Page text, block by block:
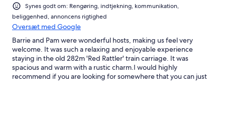
Synes godt om: Rengøring, indtjekning, kommunikation,
beliggenhed, annoncens rigtighed
Oversæt med Google
Barrie and Pam were wonderful hosts, making us feel very
welcome. It was such a relaxing and enjoyable experience
staying in the old 282m 'Red Rattler' train carriage. It was
spacious and warm with a rustic charm.I would highly
recommend if you are looking for somewhere that you can just